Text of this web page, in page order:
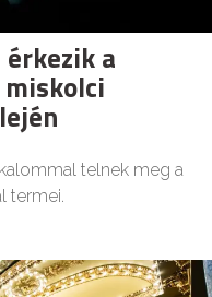
a
telnek meg a
termei.